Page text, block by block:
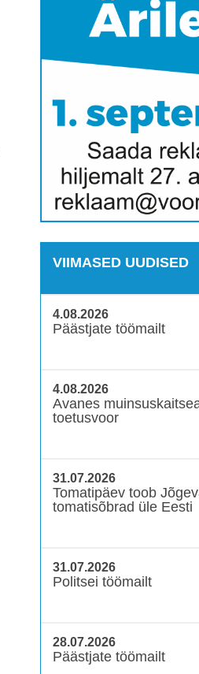
VIIMASED UUDISED
4.08.2026
Päästjate töömailt
4.08.2026
Avanes
toetusvoor
31.07.2026
Tomatipäev toob
tomatisõbrad üle Eesti
31.07.2026
Politsei töömailt
28.07.2026
Päästjate töömailt